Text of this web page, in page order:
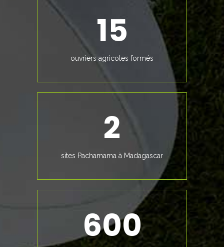
15
ouvriers agricoles formés
2
sites Pachamama à Madagascar
600